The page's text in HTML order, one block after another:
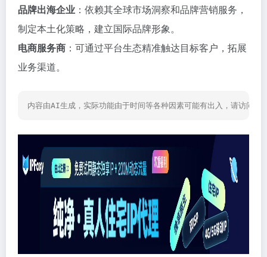
品牌出海企业 ：依赖其全球市场洞察和品牌营销服务，
制定本土化策略，建立国际品牌形象。
电商服务商 ：可通过平台生态精准触达目标客户，拓展
业务渠道。
内容由AI生成，实际功能由于时间等各种因素可能有出入，请访问网